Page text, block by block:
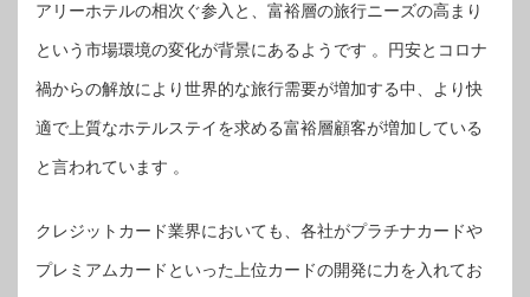
アリーホテルの相次ぐ参入と、富裕層の旅行ニーズの高まり
という市場環境の変化が背景にあるようです 。円安とコロナ
禍からの解放により世界的な旅行需要が増加する中、より快
適で上質なホテルステイを求める富裕層顧客が増加している
と言われています 。
クレジットカード業界においても、各社がプラチナカードや
プレミアムカードといった上位カードの開発に力を入れてお